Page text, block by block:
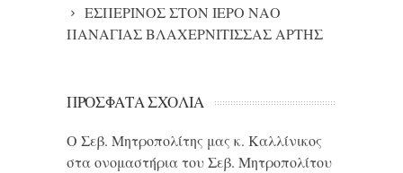
ΕΣΠΕΡΙΝΟΣ ΣΤΟΝ ΙΕΡΟ ΝΑΟ
ΠΑΝΑΓΙΑΣ ΒΛΑΧΕΡΝΙΤΙΣΣΑΣ ΑΡΤΗΣ
ΠΡΌΣΦΑΤΑ ΣΧΌΛΙΑ
Ο Σεβ. Μητροπολίτης μας κ. Καλλίνικος
στα ονομαστήρια του Σεβ. Μητροπολίτου